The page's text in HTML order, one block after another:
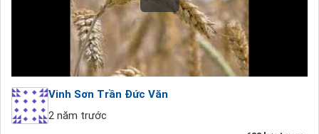
Vinh Sơn Trần Đức Văn
2 năm trước